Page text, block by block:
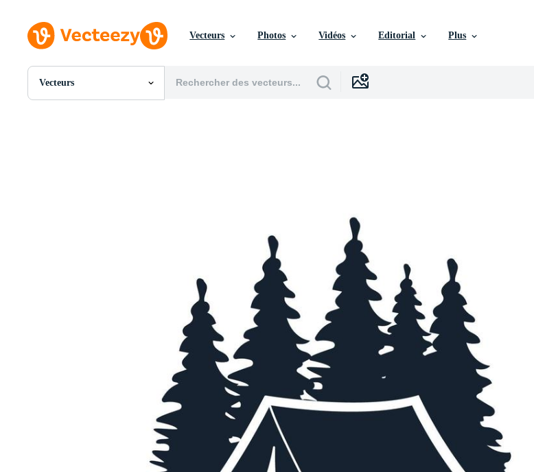
Vecteurs Photos Vidéos Editorial Plus
Vecteurs
Toutes Images